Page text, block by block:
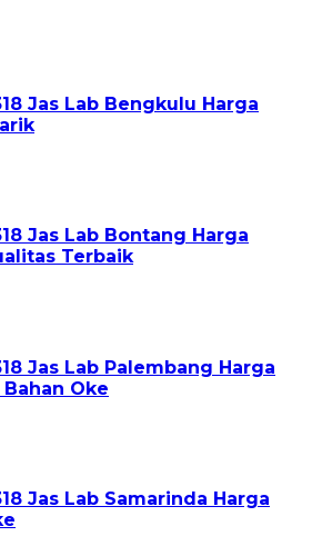
Jas Lab Bengkulu Harga
Jas Lab Bontang Harga
Terbaik
Jas Lab Palembang Harga
Oke
Jas Lab Samarinda Harga